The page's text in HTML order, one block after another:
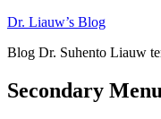
Dr. Liauw’s Blog
Blog Dr. Suhento Liauw
Secondary Menu